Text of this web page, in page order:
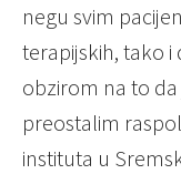
negu svim
terapijskih, tako i
obzirom na to
preostalim
instituta u